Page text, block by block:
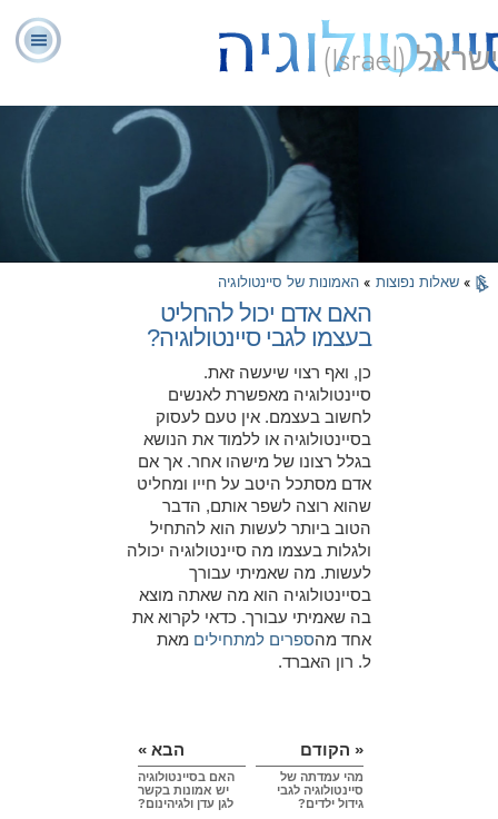
ישראל (Israel)
מהי
סיינטולוגיה?
יועצים
רוחניים
מתנדבים
» שאלות נפוצות » האמונות של סיינטולוגיה
האם אדם יכול להחליט
בעצמו לגבי סיינטולוגיה?
כן, ואף רצוי שיעשה זאת.
סיינטולוגיה מאפשרת לאנשים
לחשוב בעצמם. אין טעם לעסוק
בסיינטולוגיה או ללמוד את הנושא
בגלל רצונו של מישהו אחר. אך אם
אדם מסתכל היטב על חייו ומחליט
שהוא רוצה לשפר אותם, הדבר
הטוב ביותר לעשות הוא להתחיל
ולגלות בעצמו מה סיינטולוגיה יכולה
לעשות. מה שאמיתי עבורך
בסיינטולוגיה הוא מה שאתה מוצא
בה שאמיתי עבורך. כדאי לקרוא את
אחד מהספרים למתחילים מאת
ל. רון האברד.
« הקודם
מהי עמדתה של
סיינטולוגיה לגבי
גידול ילדים?
הבא »
האם בסיינטולוגיה
יש אמונות בקשר
לגן עדן ולגיהינום?